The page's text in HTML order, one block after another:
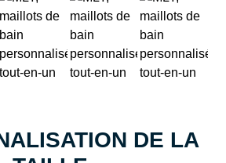
DE LA